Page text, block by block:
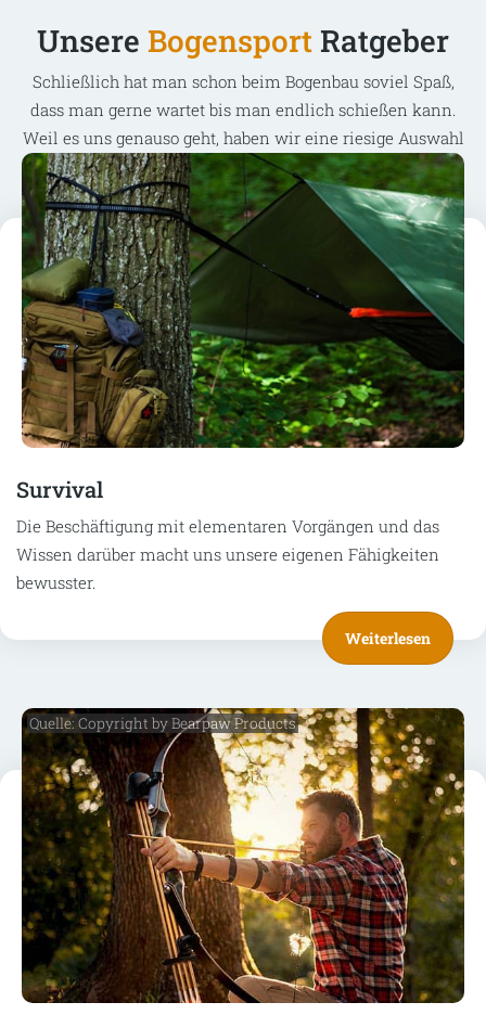
Unsere Bogensport Ratgeber
Schließlich hat man schon beim Bogenbau soviel Spaß,
dass man gerne wartet bis man endlich schießen kann.
Weil es uns genauso geht, haben wir eine riesige Auswahl
an Bogenbau Artikel in unserem Sortiment.
Survival
Die Beschäftigung mit elementaren Vorgängen und das
Wissen darüber macht uns unsere eigenen Fähigkeiten
bewusster.
Weiterlesen
Quelle: Copyright by Bearpaw Products